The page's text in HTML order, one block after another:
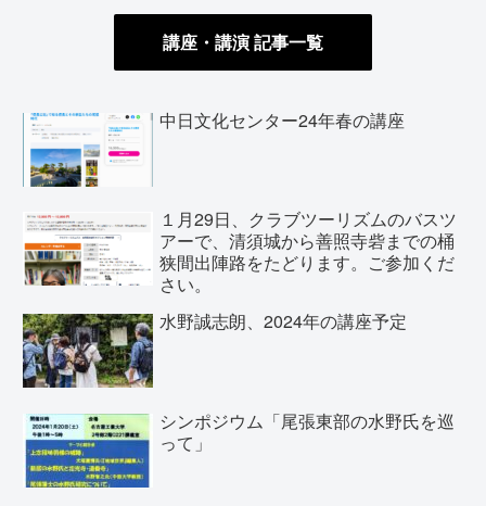
講座・講演 記事一覧
中日文化センター24年春の講座
１月29日、クラブツーリズムのバスツ
アーで、清須城から善照寺砦までの桶
狭間出陣路をたどります。ご参加くだ
さい。
水野誠志朗、2024年の講座予定
シンポジウム「尾張東部の水野氏を巡
って」